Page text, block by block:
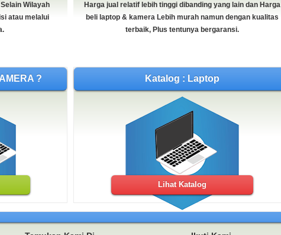
Wilayah
atau melalui
Harga jual relatif lebih tinggi dibanding yang lain dan Harga
beli laptop & kamera Lebih murah namun dengan kualitas
terbaik, Plus tentunya bergaransi.
? Katalog : Laptop
Lihat Katalog